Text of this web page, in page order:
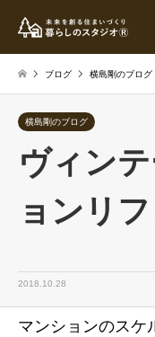
ブログ 横島剛のブログ
横島剛のブログ
ヴィン
ョンリ
2018.10.28
マンションのスケ